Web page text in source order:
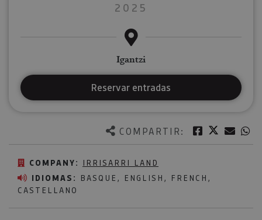
COMPARTIR: Facebook
Twitter
COMPANY: IRRISARRI LAND
IDIOMAS:
BASQUE, ENGLISH, FRENCH,
CASTELLANO
2025
Igantzi
Reservar entradas